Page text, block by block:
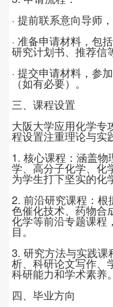
· 提前联系意向导师
· 准备申请材料，包
研究计划书、推荐信
· 提交申请材料，参
（如有必要）。
三、课程设置
大阪大学应用化学专
程设置注重理论与实
1. 核心课程：涵盖
学、高分子化学、化
为学生打下坚实的化
2. 前沿研究课程：
色催化技术、药物合
化学等前沿专题课程
目。
3. 研究方法与实践课
析、科研论文写作、
科研能力和学术素养。
四、毕业方向